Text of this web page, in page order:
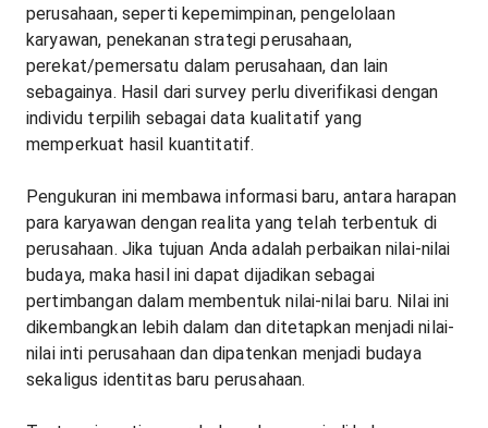
perusahaan, seperti kepemimpinan, pengelolaan
karyawan, penekanan strategi perusahaan,
perekat/pemersatu dalam perusahaan, dan lain
sebagainya. Hasil dari survey perlu diverifikasi dengan
individu terpilih sebagai data kualitatif yang
memperkuat hasil kuantitatif.
Pengukuran ini membawa informasi baru, antara harapan
para karyawan dengan realita yang telah terbentuk di
perusahaan. Jika tujuan Anda adalah perbaikan nilai-nilai
budaya, maka hasil ini dapat dijadikan sebagai
pertimbangan dalam membentuk nilai-nilai baru. Nilai ini
dikembangkan lebih dalam dan ditetapkan menjadi nilai-
nilai inti perusahaan dan dipatenkan menjadi budaya
sekaligus identitas baru perusahaan.